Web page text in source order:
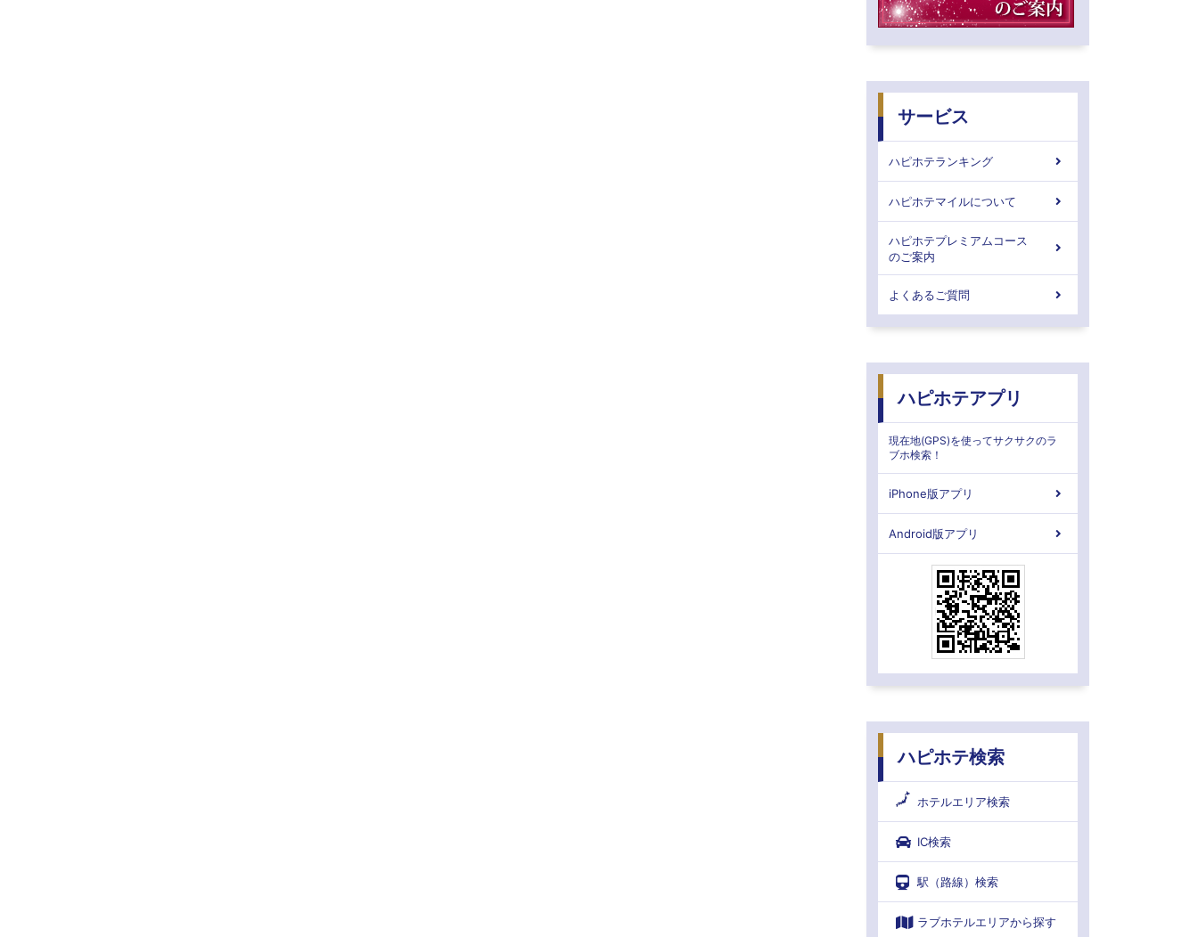
サービス
ハピホテランキング
ハピホテマイルについて
ハピホテプレミアムコース
のご案内
よくあるご質問
ハピホテアプリ
現在地(GPS)を使ってサクサクのラ
ブホ検索！
iPhone版アプリ
Android版アプリ
ハピホテ検索
ホテルエリア検索
IC検索
駅（路線）検索
ラブホテルエリアから探す